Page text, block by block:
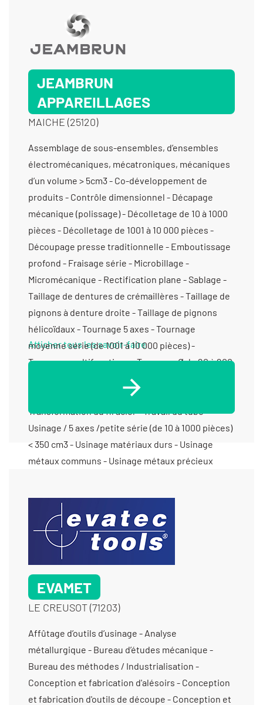
JEAMBRUN
APPAREILLAGES
MAICHE (25120)
Assemblage de sous-ensembles, d’ensembles
électromécaniques, mécatroniques, mécaniques
d’un volume > 5cm3 - Co-développement de
produits - Contrôle dimensionnel - Décapage
mécanique (polissage) - Décolletage de 10 à 1000
pièces - Décolletage de 1001 à 10 000 pièces -
Découpage presse traditionnelle - Emboutissage
profond - Fraisage série - Microbillage -
Micromécanique - Rectification plane - Sablage -
Taillage de dentures de crémaillères - Taillage de
pignons à denture droite - Taillage de pignons
hélicoïdaux - Tournage 5 axes - Tournage
moyenne série (de 1001 à 10 000 pièces) -
Tournage multifonctions - Tournage Ø de 20 à 200
mm - Tournage petite série (de 11 à 1000 pièces) -
Tournage prototype et unitaire (< 10 pièces) -
Transformation du fil acier - Travail du tube -
Usinage / 5 axes /petite série (de 10 à 1000 pièces)
< 350 cm3 - Usinage matériaux durs - Usinage
métaux communs - Usinage métaux précieux
Afficher tous les savoir-faire
EVAMET
LE CREUSOT (71203)
Affûtage d’outils d’usinage - Analyse métallurgique - Bureau d’études mécanique - Bureau des méthodes / Industrialisation - Conception et fabrication d'alésoirs - Conception et fabrication d'outils de découpe - Conception et fabrication d’outillage à découper et à emboutir - Conception et fabrication d’outillage à fil - Conception et fabrication d’outillage de précision - Conception et fabrication d’outillage de presse - Conception et fabrication d’outillage de produits complexes - Conception et fabrication d’outillage pour la chaudronnerie - Conception et fabrication d’outils coupants - Conception et fabrication de forets étagés - Conception et fabrication de forets spéciaux - Conception et fabrication de fraises de forme - Électrostriction - Fabrication d'outillage pour la découpe - Fabrication d'outils de marquage - Fabrication d’outillage de fonderie - Fabrication de poinçon-matrice - Métallurgie des poudres - Polissage - Polissage (avivage) - Rectification centerless - Rectification cylindrique exter - Rectification cylindrique inter - Rectification cylindrique rayon - Rectification d'engrenages et de denture - Rectification de forme - Rectification de profils - Rectification en passe profonde - Rectification plane - Taillage de pignons à denture droite - Taillage de pignons coniques - Usinage / 5 axes /grande série (>10 000 pièces) < 350 cm3 - Usinage / 5 axes /grande série (>10 000 pièces) > 1000 cm3 - Usinage / 5 axes /prototype et unitaire (< 10 pièces) < 350 cm3